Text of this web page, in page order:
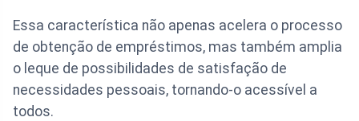
Essa característica não apenas acelera o processo
de obtenção de empréstimos, mas também amplia
o leque de possibilidades de satisfação de
necessidades pessoais, tornando-o acessível a
todos.